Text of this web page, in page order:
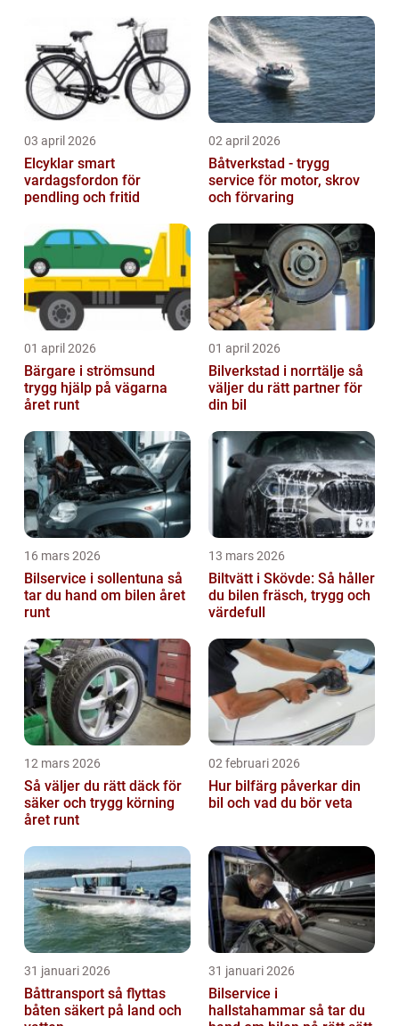
03 april 2026
Elcyklar smart
vardagsfordon för
pendling och fritid
02 april 2026
Båtverkstad - trygg
service för motor, skrov
och förvaring
01 april 2026
Bärgare i strömsund
trygg hjälp på vägarna
året runt
01 april 2026
Bilverkstad i norrtälje så
väljer du rätt partner för
din bil
16 mars 2026
Bilservice i sollentuna så
tar du hand om bilen året
runt
13 mars 2026
Biltvätt i Skövde: Så håller
du bilen fräsch, trygg och
värdefull
12 mars 2026
Så väljer du rätt däck för
säker och trygg körning
året runt
02 februari 2026
Hur bilfärg påverkar din
bil och vad du bör veta
31 januari 2026
Båttransport så flyttas
båten säkert på land och
31 januari 2026
Bilservice i
hallstahammar så tar du